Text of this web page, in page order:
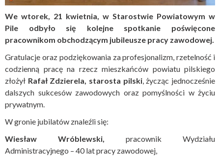
We wtorek, 21 kwietnia, w Starostwie Powiatowym w
Pile odbyło się kolejne spotkanie poświęcone
pracownikom obchodzącym jubileusze pracy zawodowej.
Gratulacje oraz podziękowania za profesjonalizm, rzetelność i
codzienną pracę na rzecz mieszkańców powiatu pilskiego
złożył Rafał Zdzierela, starosta pilski, życząc jednocześnie
dalszych sukcesów zawodowych oraz pomyślności w życiu
prywatnym.
W gronie jubilatów znaleźli się:
Wiesław Wróblewski, pracownik Wydziału
Administracyjnego – 40 lat pracy zawodowej,